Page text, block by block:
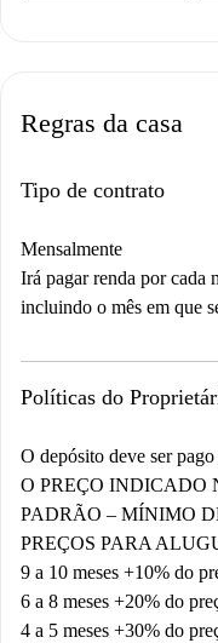
Regras da casa
Tipo de contrato
Mensalmente
Irá pagar renda por cada
incluindo o mês em que
Políticas do
O depósito deve ser
O PREÇO INDICADO
PADRÃO – MÍNIMO
PREÇOS PARA
9 a 10 meses +10% do
6 a 8 meses +20% do
4 a 5 meses +30% do